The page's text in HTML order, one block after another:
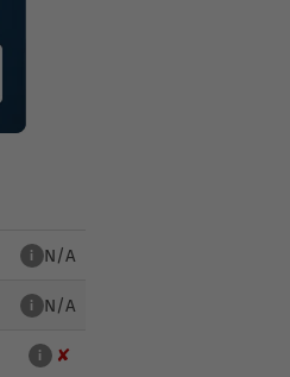
i N/A
i N/A
i ✘